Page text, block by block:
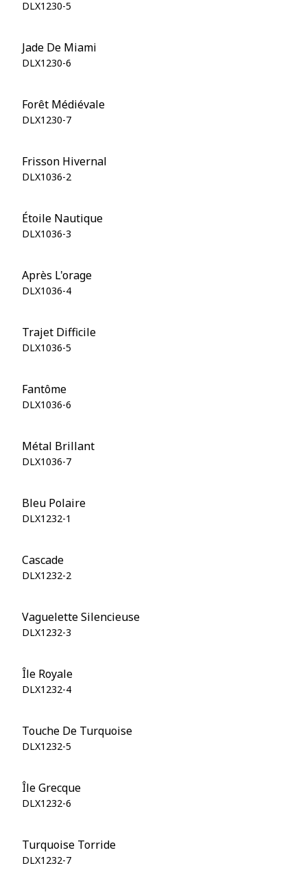
DLX1230-5
Jade De Miami
DLX1230-6
Forêt Médiévale
DLX1230-7
Frisson Hivernal
DLX1036-2
Étoile Nautique
DLX1036-3
Après L'orage
DLX1036-4
Trajet Difficile
DLX1036-5
Fantôme
DLX1036-6
Métal Brillant
DLX1036-7
Bleu Polaire
DLX1232-1
Cascade
DLX1232-2
Vaguelette Silencieuse
DLX1232-3
Île Royale
DLX1232-4
Touche De Turquoise
DLX1232-5
Île Grecque
DLX1232-6
Turquoise Torride
DLX1232-7